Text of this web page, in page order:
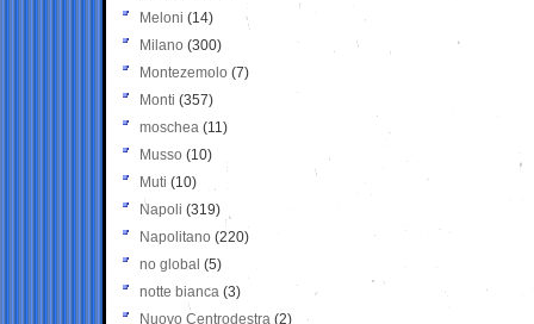
Meloni (14)
Milano (300)
Montezemolo (7)
Monti (357)
moschea (11)
Musso (10)
Muti (10)
Napoli (319)
Napolitano (220)
no global (5)
notte bianca (3)
Nuovo Centrodestra (2)